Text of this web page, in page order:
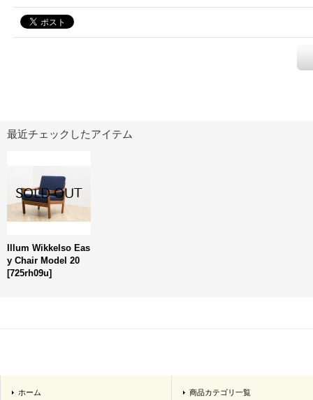
最近チェックしたアイテム
Illum Wikkelso Eas
y Chair Model 20
[725rh09u]
ホーム 商品カテゴリ一覧